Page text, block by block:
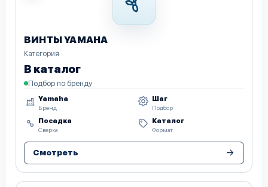
ВИНТЫ YAMAHA
Категория
В каталог
Подбор по бренду
Yamaha
Бренд
Шаг
Подбор
Посадка
Сверка
Каталог
Формат
Смотреть